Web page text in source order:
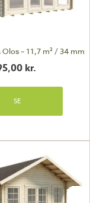
Olos – 11,7 m² / 34 mm
kr.
SE